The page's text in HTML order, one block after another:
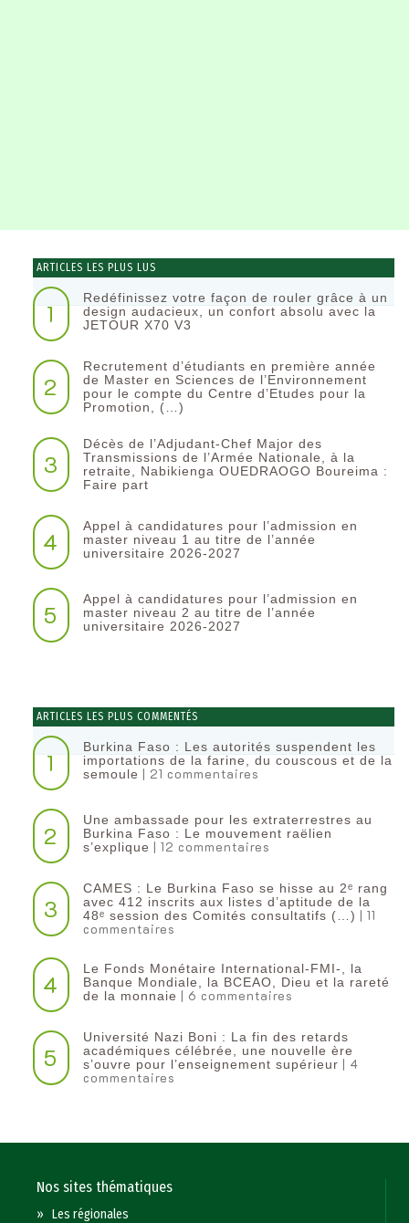
ARTICLES LES PLUS LUS
1
Redéfinissez votre façon de rouler grâce à un
design audacieux, un confort absolu avec la
JETOUR X70 V3
2
Recrutement d’étudiants en première année
de Master en Sciences de l’Environnement
pour le compte du Centre d’Etudes pour la
Promotion, (…)
3
Décès de l’Adjudant-Chef Major des
Transmissions de l’Armée Nationale, à la
retraite, Nabikienga OUEDRAOGO Boureima :
Faire part
4
Appel à candidatures pour l’admission en
master niveau 1 au titre de l’année
universitaire 2026-2027
5
Appel à candidatures pour l’admission en
master niveau 2 au titre de l’année
universitaire 2026-2027
ARTICLES LES PLUS COMMENTÉS
1
Burkina Faso : Les autorités suspendent les
importations de la farine, du couscous et de la
semoule | 21 commentaires
2
Une ambassade pour les extraterrestres au
Burkina Faso : Le mouvement raëlien
s’explique | 12 commentaires
3
CAMES : Le Burkina Faso se hisse au 2ᵉ rang
avec 412 inscrits aux listes d’aptitude de la
48ᵉ session des Comités consultatifs (…) | 11
commentaires
4
Le Fonds Monétaire International-FMI-, la
Banque Mondiale, la BCEAO, Dieu et la rareté
de la monnaie | 6 commentaires
5
Université Nazi Boni : La fin des retards
académiques célébrée, une nouvelle ère
s’ouvre pour l’enseignement supérieur | 4
commentaires
Nos sites thématiques
»Les régionales